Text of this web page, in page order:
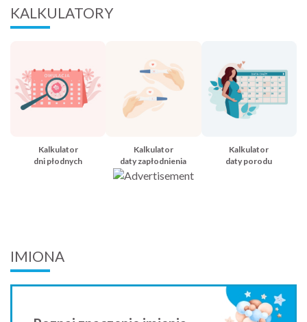
KALKULATORY
Kalkulator
dni płodnych
Kalkulator
daty zapłodnienia
Kalkulator
daty porodu
IMIONA